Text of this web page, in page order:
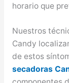
horario que
Nuestros
Candy
de estos
secadoras